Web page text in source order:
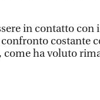
in contatto
costante
come ha voluto